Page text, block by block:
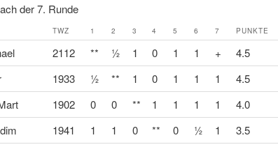
der 7. Runde
TWZ 1 2 3 4 5 6 7 PUNKTE
2112 ** ½ 1 0 1 1 +
4.5
1933 ½ ** 1 0 1 1 1
4.5
1902 0 0 ** 1 1 1 1
4.0
1941 1 1 0 ** 0 ½ 1
3.5